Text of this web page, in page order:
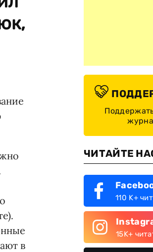
в
ЧИТАЙТЕ
110 K+
15K+